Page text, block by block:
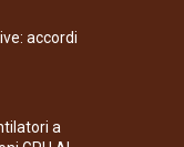
accordi
a